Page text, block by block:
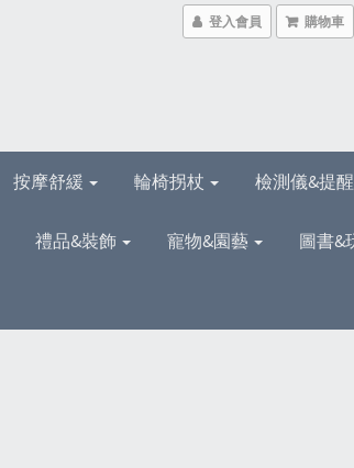
登入會員 購物車
按摩舒緩 輪椅拐杖 檢測儀&提
禮品&裝飾 寵物&園藝 圖書&